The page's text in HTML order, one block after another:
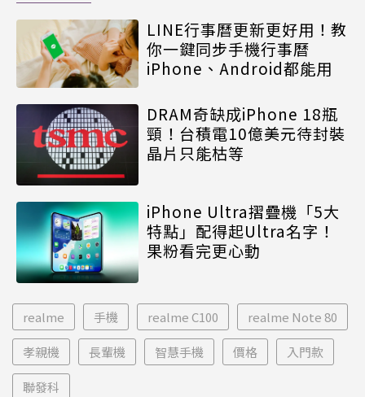
LINE行事曆更新更好用！教
你一鍵同步手機行事曆
iPhone、Android都能用
DRAM奇缺成iPhone 18瓶
頸！台積電10億美元待封裝
晶片只能枯等
iPhone Ultra摺疊機「5大
特點」配得起Ultra名字！
果粉看完更心動
realme 手機 realme C100 realme Note 80
孝親機 長輩機 智慧手機 價格 入門款
聯發科